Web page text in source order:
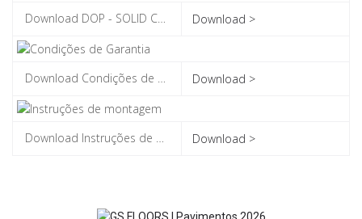
Download >
Download >
Download >